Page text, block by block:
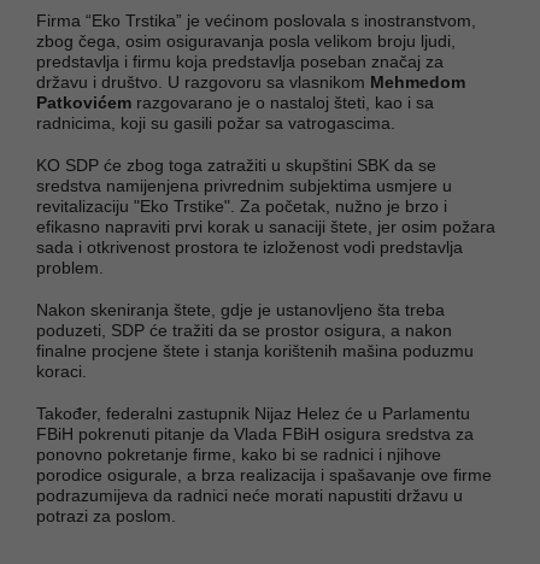
Firma “Eko Trstika” je većinom poslovala s inostranstvom,
zbog čega, osim osiguravanja posla velikom broju ljudi,
predstavlja i firmu koja predstavlja poseban značaj za
državu i društvo. U razgovoru sa vlasnikom Mehmedom
Patkovićem razgovarano je o nastaloj šteti, kao i sa
radnicima, koji su gasili požar sa vatrogascima.
KO SDP će zbog toga zatražiti u skupštini SBK da se
sredstva namijenjena privrednim subjektima usmjere u
revitalizaciju "Eko Trstike". Za početak, nužno je brzo i
efikasno napraviti prvi korak u sanaciji štete, jer osim požara
sada i otkrivenost prostora te izloženost vodi predstavlja
problem.
Nakon skeniranja štete, gdje je ustanovljeno šta treba
poduzeti, SDP će tražiti da se prostor osigura, a nakon
finalne procjene štete i stanja korištenih mašina poduzmu
koraci.
Također, federalni zastupnik Nijaz Helez će u Parlamentu
FBiH pokrenuti pitanje da Vlada FBiH osigura sredstva za
ponovno pokretanje firme, kako bi se radnici i njihove
porodice osigurale, a brza realizacija i spašavanje ove firme
podrazumijeva da radnici neće morati napustiti državu u
potrazi za poslom.